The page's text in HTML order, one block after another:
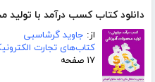
دانلود کتاب کسب درآمد با
از: جاوید گرشاسبی
کتاب‌های تجارت
۱۷ صفحه